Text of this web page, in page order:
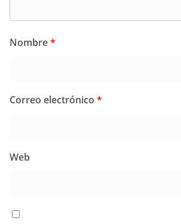
Nombre*
Correo electrónico *
Web